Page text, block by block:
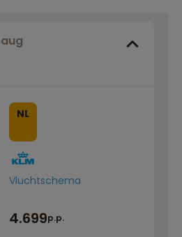
NL
Vluchtschema
4.699p.p.